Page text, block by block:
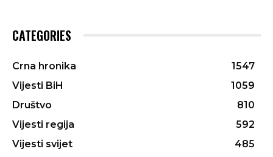
CATEGORIES
Crna hronika
1547
Vijesti BiH
1059
Društvo
810
Vijesti regija
592
Vijesti svijet
485